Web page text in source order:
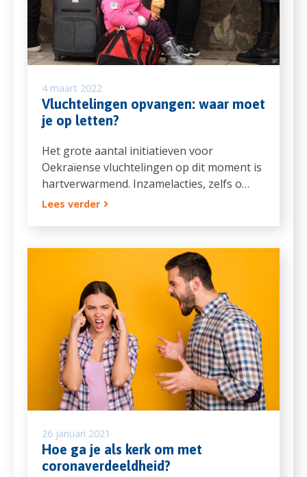
4 maart 2022
Vluchtelingen opvangen: waar moet
je op letten?
Het grote aantal initiatieven voor
Oekraïense vluchtelingen op dit moment is
hartverwarmend. Inzamelacties, zelfs o…
Lees verder
26 januari 2021
Hoe ga je als kerk om met
coronaverdeeldheid?